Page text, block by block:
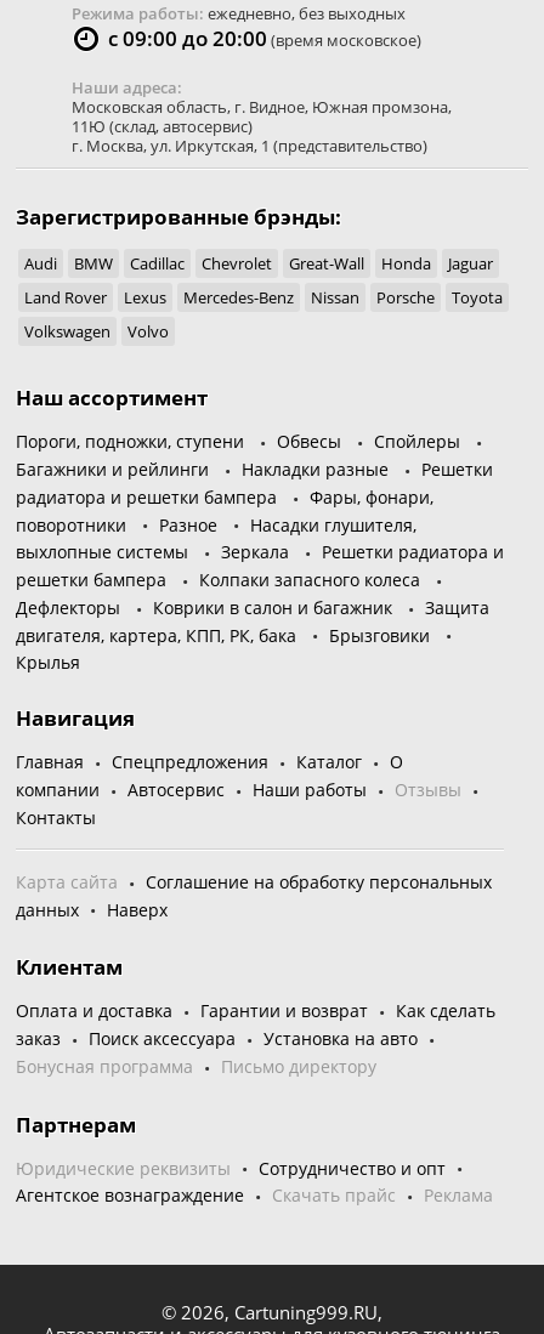
Режима работы: ежедневно, без выходных
с 09:00 до 20:00 (время московское)
Наши адреса:
Московская область, г. Видное, Южная промзона,
11Ю (склад, автосервис)
г. Москва,ул. Иркутская, 1 (представительство)
Зарегистрированные брэнды:
Audi BMW Cadillac Chevrolet Great-Wall Honda
Jaguar
Land Rover
Lexus Mercedes-Benz Nissan Porsche
Toyota
Volkswagen
Volvo
Наш ассортимент
Пороги, подножки, ступени Обвесы
Спойлеры
Багажники и рейлинги
Накладки разные
Решетки
радиатора и решетки бампера
Фары, фонари,
поворотники
Разное
Насадки глушителя,
выхлопные системы
Зеркала
Решетки радиатора и
решетки бампера
Колпаки запасного колеса
Дефлекторы
Коврики в салон и багажник
Защита
двигателя, картера, КПП, РК, бака
Брызговики
Крылья
Навигация
Главная Спецпредложения Каталог
О
компании
Автосервис Наши работы
Отзывы
Контакты
Карта сайта
Соглашение на обработку персональных
данных
Наверх
Клиентам
Оплата и доставка Гарантии и возврат
Как сделать
заказ
Поиск аксессуара
Установка на авто
Бонусная программа
Письмо директору
Партнерам
Юридические реквизиты
Сотрудничество и опт
Агентское вознаграждение
Скачать прайс Реклама
© 2026, Cartuning999.RU,